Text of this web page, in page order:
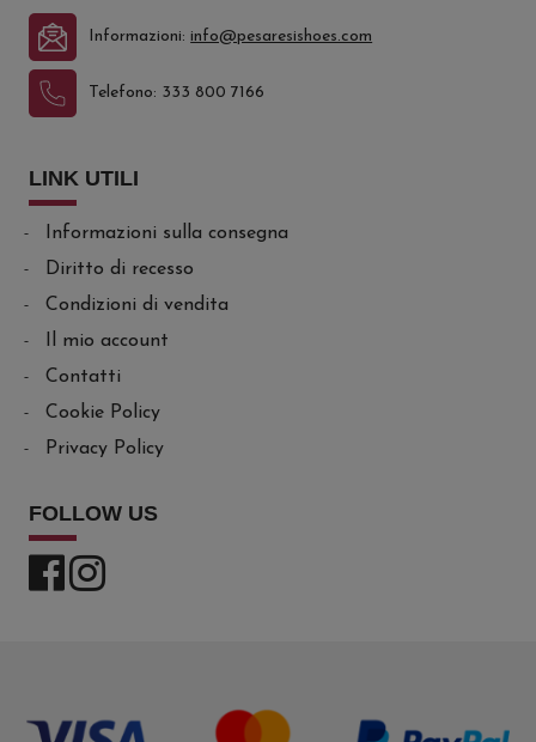
Informazioni:info@pesaresishoes.com
Telefono: 333 800 7166
LINK UTILI
Informazioni sulla consegna
Diritto di recesso
Condizioni di vendita
Il mio account
Contatti
Cookie Policy
Privacy Policy
FOLLOW US